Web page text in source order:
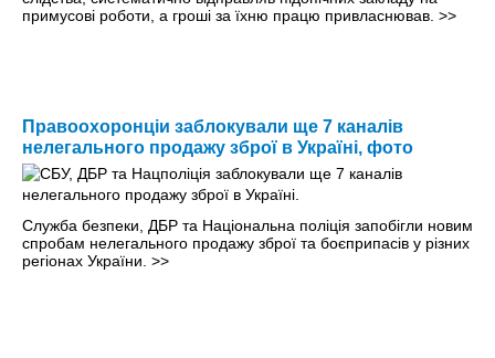
примусові роботи, а гроші за їхню працю привласнював. >>
Правоохоронціи заблокували ще 7 каналів
нелегального продажу зброї в Україні, фото
Служба безпеки, ДБР та Національна поліція запобігли новим
спробам нелегального продажу зброї та боєприпасів у різних
регіонах України. >>